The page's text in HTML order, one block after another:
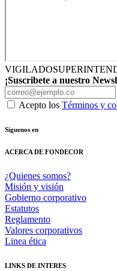
VIGILADO
¡Suscribete a nuestro
Acepto los Términos y
Siguenos en
ACERCA DE FONDECOR
¿Quienes somos?
Misión y visión
Gobierno corporativo
Estatutos
Reglamento
Valores corporativos
Linea ética
LINKS DE INTERES